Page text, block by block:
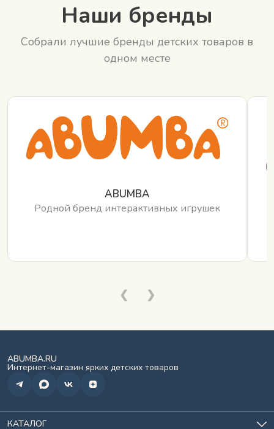
Наши бренды
Собрали лучшие бренды детских товаров в
одном месте
ABUMBA
Родной бренд интерактивных игрушек
❮ ❯
ABUMBA.RU
Интернет-магазин ярких детских товаров
КАТАЛОГ